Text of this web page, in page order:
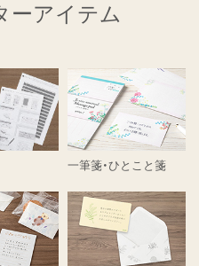
ーアイテム
一筆箋・ひとこと箋